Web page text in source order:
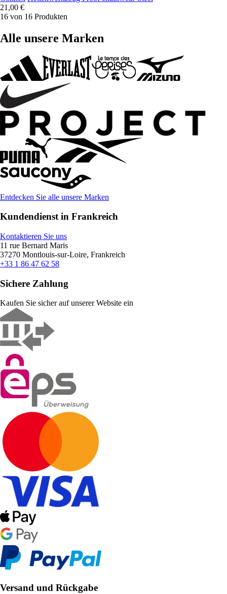
21,00 €
16 von 16 Produkten
Alle unsere Marken
Entdecken Sie alle unsere Marken
Kundendienst in Frankreich
Kontaktieren Sie uns
11 rue Bernard Maris
37270 Montlouis-sur-Loire, Frankreich
+33 1 86 47 62 58
Sichere Zahlung
Kaufen Sie sicher auf unserer Website ein
Versand und Rückgabe